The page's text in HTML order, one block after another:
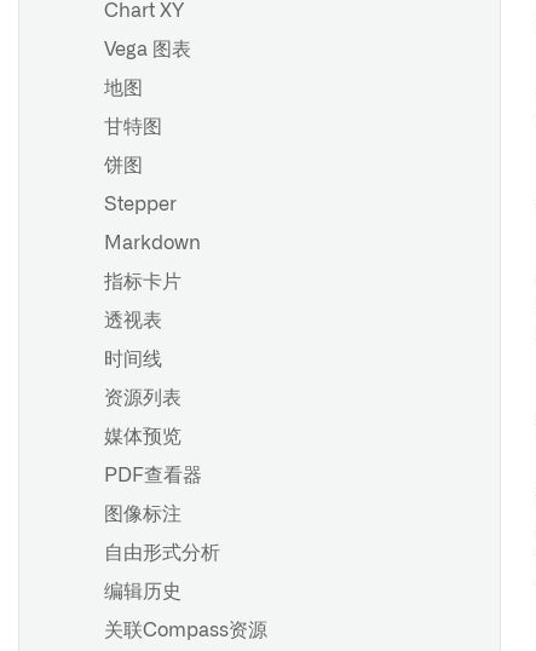
Chart XY
Vega 图表
地图
甘特图
饼图
Stepper
Markdown
指标卡片
透视表
时间线
资源列表
媒体预览
PDF查看器
图像标注
自由形式分析
编辑历史
关联Compass资源